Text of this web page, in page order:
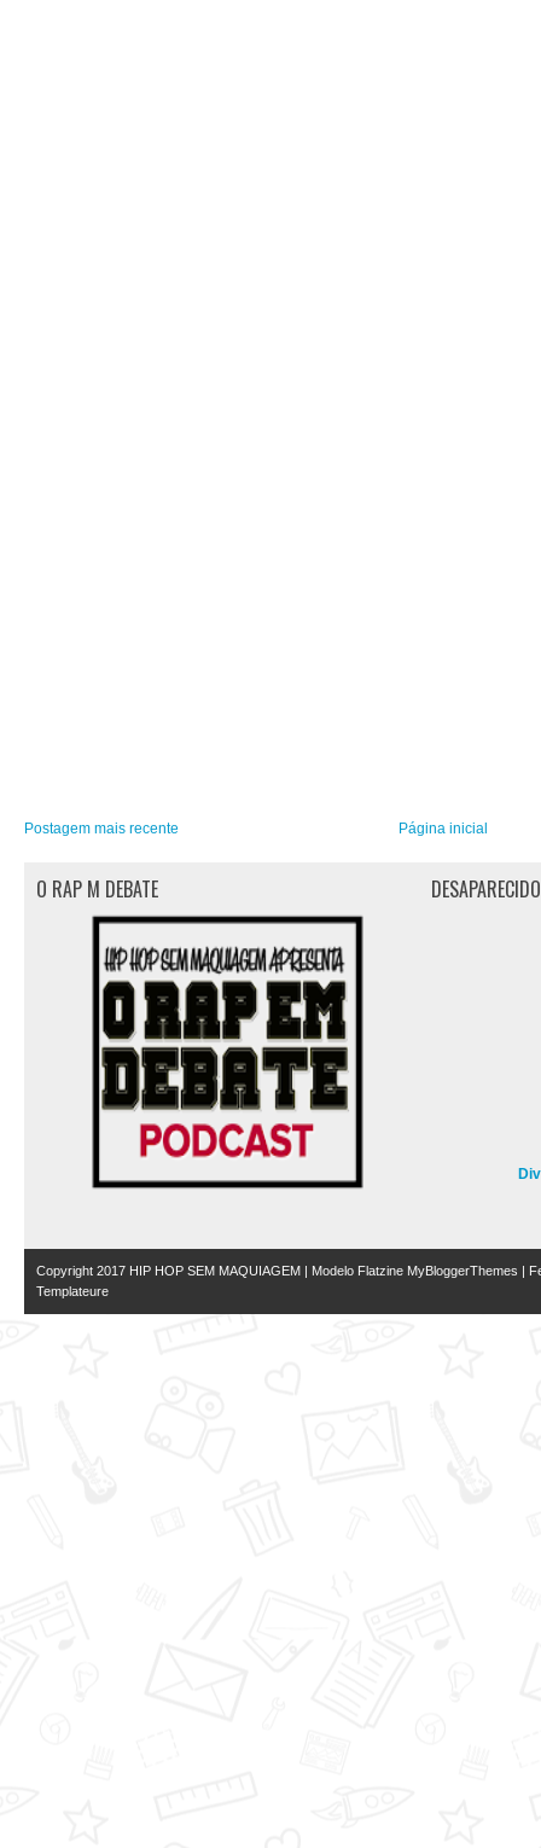
Postagem mais recente Página inicial
O RAP M DEBATE
Copyright 2017 HIP HOP SEM MAQUIAGEM | Modelo Flatzine MyBloggerThemes |
Templateure